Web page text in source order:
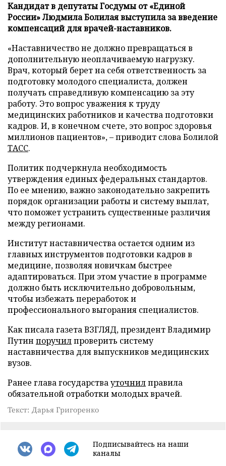
Кандидат в депутаты Госдумы от «Единой
России» Людмила Болилая выступила за введение
компенсаций для врачей-наставников.
«Наставничество не должно превращаться в
дополнительную неоплачиваемую нагрузку.
Врач, который берет на себя ответственность за
подготовку молодого специалиста, должен
получать справедливую компенсацию за эту
работу. Это вопрос уважения к труду
медицинских работников и качества подготовки
кадров. И, в конечном счете, это вопрос здоровья
миллионов пациентов», – приводит слова Болилой
ТАСС.
Политик подчеркнула необходимость
утверждения единых федеральных стандартов.
По ее мнению, важно законодательно закрепить
порядок организации работы и систему выплат,
что поможет устранить существенные различия
между регионами.
Институт наставничества остается одним из
главных инструментов подготовки кадров в
медицине, позволяя новичкам быстрее
адаптироваться. При этом участие в программе
должно быть исключительно добровольным,
чтобы избежать переработок и
профессионального выгорания специалистов.
Как писала газета ВЗГЛЯД, президент Владимир
Путин поручилпроверить систему
наставничества для выпускников медицинских
вузов.
Ранее глава государствауточнилправила
обязательной отработки молодых врачей.
Текст: Дарья Григоренко
Подписывайтесь на наши
каналы